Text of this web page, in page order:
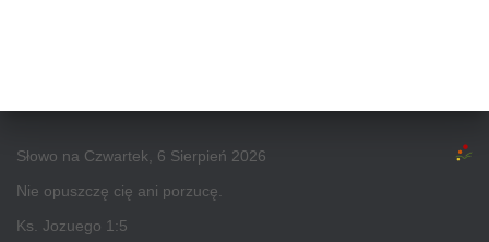
Słowo na Czwartek, 6 Sierpień 2026
Nie opuszczę cię ani porzucę.
Ks. Jozuego 1:5